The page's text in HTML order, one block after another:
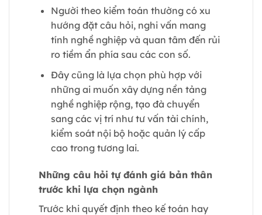
Người theo kiểm toán thường có xu
hướng đặt câu hỏi, nghi vấn mang
tính nghề nghiệp và quan tâm đến rủi
ro tiềm ẩn phía sau các con số.
Đây cũng là lựa chọn phù hợp với
những ai muốn xây dựng nền tảng
nghề nghiệp rộng, tạo đà chuyển
sang các vị trí như tư vấn tài chính,
kiểm soát nội bộ hoặc quản lý cấp
cao trong tương lai.
Những câu hỏi tự đánh giá bản thân
trước khi lựa chọn ngành
Trước khi quyết định theo kế toán hay